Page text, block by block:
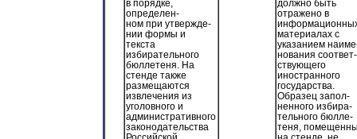
в порядке,
определен-
ном при утвержде-
нии формы и
текста
избирательного
бюллетеня. На
стенде также
размещаются
извлечения из
уголовного и
административного
законодательства
должно быть
отражено в
материалах с
указанием
нования соответ-
ствующего
иностранного
государства.
Образец запол-
ненного избира-
тельного бюлле-
теня,